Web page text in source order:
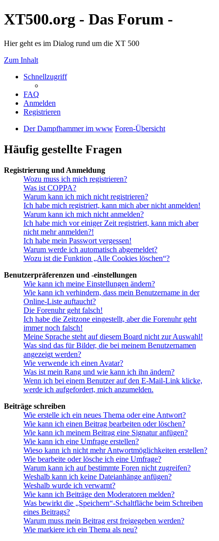
XT500.org - Das Forum -
Hier geht es im Dialog rund um die XT 500
Zum Inhalt
Schnellzugriff
FAQ
Anmelden
Registrieren
Der Dampfhammer im www Foren-Übersicht
Häufig gestellte Fragen
Registrierung und Anmeldung
Wozu muss ich mich registrieren?
Was ist COPPA?
Warum kann ich mich nicht registrieren?
Ich habe mich registriert, kann mich aber nicht anmelden!
Warum kann ich mich nicht anmelden?
Ich habe mich vor einiger Zeit registriert, kann mich aber
nicht mehr anmelden?!
Ich habe mein Passwort vergessen!
Warum werde ich automatisch abgemeldet?
Wozu ist die Funktion „Alle Cookies löschen“?
Benutzerpräferenzen und -einstellungen
Wie kann ich meine Einstellungen ändern?
Wie kann ich verhindern, dass mein Benutzername in der
Online-Liste auftaucht?
Die Forenuhr geht falsch!
Ich habe die Zeitzone eingestellt, aber die Forenuhr geht
immer noch falsch!
Meine Sprache steht auf diesem Board nicht zur Auswahl!
Was sind das für Bilder, die bei meinem Benutzernamen
angezeigt werden?
Wie verwende ich einen Avatar?
Was ist mein Rang und wie kann ich ihn ändern?
Wenn ich bei einem Benutzer auf den E-Mail-Link klicke,
werde ich aufgefordert, mich anzumelden.
Beiträge schreiben
Wie erstelle ich ein neues Thema oder eine Antwort?
Wie kann ich einen Beitrag bearbeiten oder löschen?
Wie kann ich meinem Beitrag eine Signatur anfügen?
Wie kann ich eine Umfrage erstellen?
Wieso kann ich nicht mehr Antwortmöglichkeiten erstellen?
Wie bearbeite oder lösche ich eine Umfrage?
Warum kann ich auf bestimmte Foren nicht zugreifen?
Weshalb kann ich keine Dateianhänge anfügen?
Weshalb wurde ich verwarnt?
Wie kann ich Beiträge den Moderatoren melden?
Was bewirkt die „Speichern“-Schaltfläche beim Schreiben
eines Beitrags?
Warum muss mein Beitrag erst freigegeben werden?
Wie markiere ich ein Thema als neu?